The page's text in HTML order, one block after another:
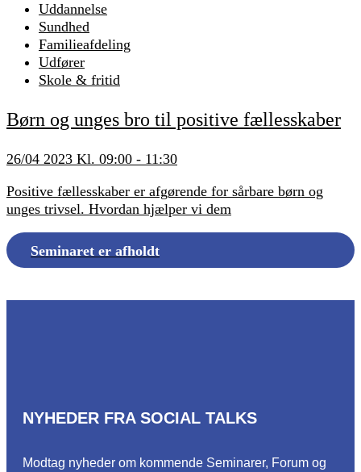
Uddannelse
Sundhed
Familieafdeling
Udfører
Skole & fritid
Børn og unges bro til positive fællesskaber
26/04 2023 Kl. 09:00 - 11:30
Positive fællesskaber er afgørende for sårbare børn og
unges trivsel. Hvordan hjælper vi dem
Seminaret er afholdt
NYHEDER FRA SOCIAL TALKS
Modtag nyheder om kommende Seminarer, Forum og